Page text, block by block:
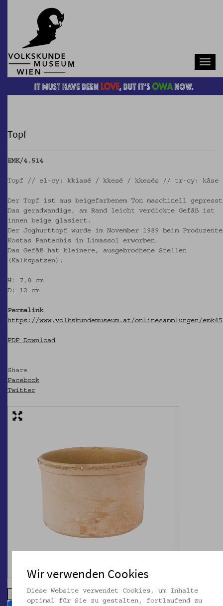
Topf
EMK/4.514
Topf // el-cy: kkiasé / kkesé / kkesés // tr-cy: kâse
Der Topf ist aus beigefarbenem Ton maschinell
Das geradwandige, am Rand leicht verdickte Gefäß ist
innen beige glasiert.
Der Joghurttopf wurde im November 1989 beim
Kostas Pantechis in Limassol erworben.
Das Gefäß hat kleinere, ausgebrochene Stellen
(Kalkspatzen).
H: 7,8 cm
D: 12 cm
Permalink
https://www.volkskundemuseum.at/onlinesammlungen/
PDF Download
Share
Facebook
Twitter
zoom in zoom out
Wir verwenden Cookies
Diese Website verwendet Cookies, um Inhalte
optimal für Sie zu gestalten, fortlaufend zu